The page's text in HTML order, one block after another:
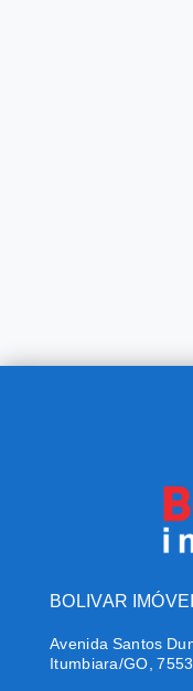
BOLIVAR
Avenida Santos
Itumbiara/GO,